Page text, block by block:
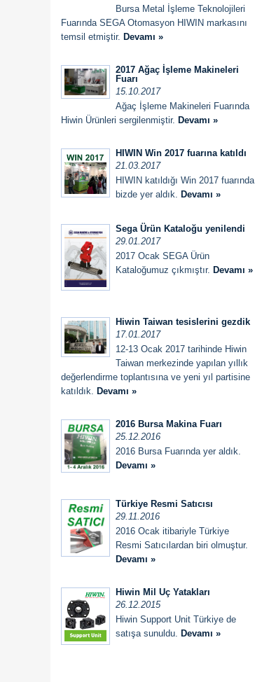
Bursa Metal İşleme Teknolojileri
Fuarında SEGA Otomasyon HIWIN markasını
temsil etmiştir. Devamı »
2017 Ağaç İşleme Makineleri
Fuarı
15.10.2017
Ağaç İşleme Makineleri Fuarında
Hiwin Ürünleri sergilenmiştir. Devamı »
HIWIN Win 2017 fuarına katıldı
21.03.2017
HIWIN katıldığı Win 2017 fuarında
bizde yer aldık. Devamı »
Sega Ürün Kataloğu yenilendi
29.01.2017
2017 Ocak SEGA Ürün
Kataloğumuz çıkmıştır. Devamı »
Hiwin Taiwan tesislerini gezdik
17.01.2017
12-13 Ocak 2017 tarihinde Hiwin
Taiwan merkezinde yapılan yıllık
değerlendirme toplantısına ve yeni yıl partisine
katıldık.
Devamı »
2016 Bursa Makina Fuarı
25.12.2016
2016 Bursa Fuarında yer aldık.
Devamı »
Türkiye Resmi Satıcısı
29.11.2016
2016 Ocak itibariyle Türkiye
Resmi Satıcılardan biri olmuştur.
Devamı »
Hiwin Mil Uç Yatakları
26.12.2015
Hiwin Support Unit Türkiye de
satışa sunuldu.
Devamı »